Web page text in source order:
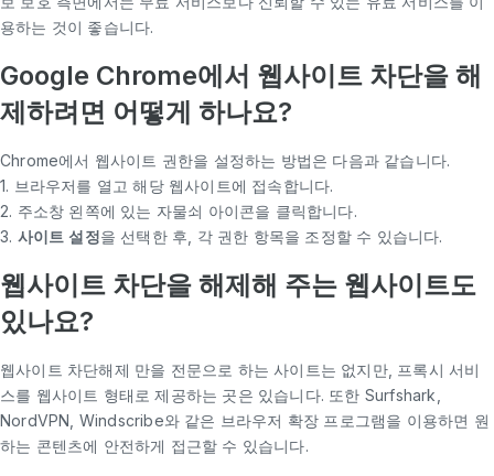
용하는 것이 좋습니다.
Google Chrome에서 웹사이트 차단을 해
제하려면 어떻게 하나요?
Chrome에서 웹사이트 권한을 설정하는 방법은 다음과 같습니다.
1. 브라우저를 열고 해당 웹사이트에 접속합니다.
2. 주소창 왼쪽에 있는 자물쇠 아이콘을 클릭합니다.
3. 사이트 설정을 선택한 후, 각 권한 항목을 조정할 수 있습니다.
웹사이트 차단을 해제해 주는 웹사이트도
있나요?
웹사이트 차단해제 만을 전문으로 하는 사이트는 없지만, 프록시 서비
스를 웹사이트 형태로 제공하는 곳은 있습니다. 또한 Surfshark,
NordVPN, Windscribe와 같은 브라우저 확장 프로그램을 이용하면 원
하는 콘텐츠에 안전하게 접근할 수 있습니다.